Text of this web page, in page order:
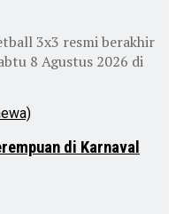
3x3 resmi berakhir
8 Agustus 2026 di
di Karnaval